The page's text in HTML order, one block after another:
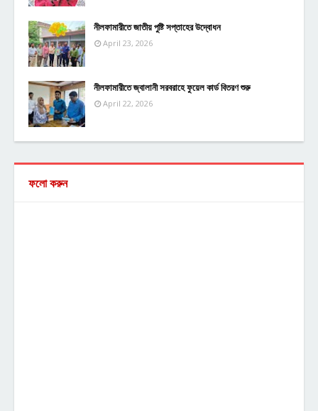
নীলফামারীতে জাতীয় পুষ্টি সপ্তাহের উদ্বোধন
April 23, 2026
নীলফামারীতে জ্বালানী সরবরাহে ফুয়েল কার্ড বিতরণ শুরু
April 22, 2026
ফলো করুন